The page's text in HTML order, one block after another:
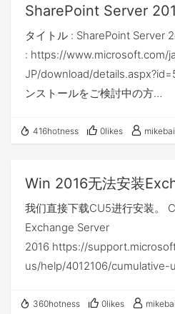
创建了一个域林。因为域一定
隶属于域林。因为我们实际上
个域林内只有一棵域树，域树
名：adtest.com。 去掉“DNS服
模式密码（此密码在本系列后续
骤），如下图： 注：简单介
人开发，不开搜索（搜索需要
心cpu，6GB内存，200GB硬
的情况下，运行状况良好（我
用；生成环境参考SharePoint
一般情况会用cmd命令（
要动态；当然，如果你仅仅使
可以的 4、关闭IE增强的安
服务器上访问外网，都有如下
你的服务器，没有如下提示，
SharePoint Server
件
タイトル : SharePoint Server
: https://www.microsoft.com/
JP/download/
ンストールをご検討中の方
ソフトウェアを事前にダウン
際の一助となれば幸いです。
インストール手順
SQL Server と SharePoint
ルする場合も、.NET
ラインの環境でも OS のイン
ますので、下記のコマンドに
416hotness 0likes mikebai
Win 2016无法安装
我们直接下载CU5进行安装。
Exchange Server
2016 https://
us/help/4012106/
Exchange Server 2016
360hotness 0likes mikebai